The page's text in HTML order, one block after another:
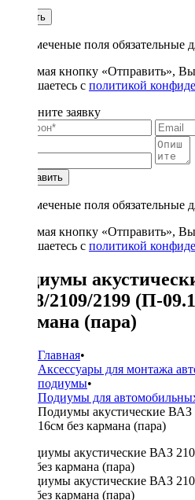
Купить
* - отмеченые поля обязательные
Нажимая кнопку «Отправить», Вы
соглашаетесь с политикой
Заполните заявку
Отправить
* - отмеченые поля обязательные
Нажимая кнопку «Отправить», Вы
соглашаетесь с политикой
Подиумы
2108/2109/2199 (П-
кармана (пара)
Главная•
Аксессуары для монтажа
подиумы•
Подиумы для
Подиумы акустические ВАЗ
16см без кармана (пара)